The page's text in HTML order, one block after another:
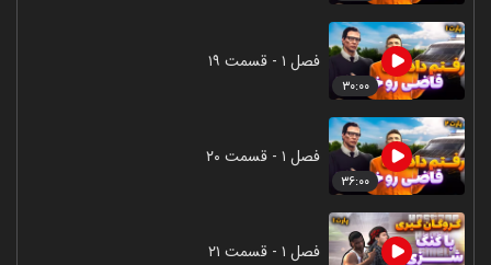
۳۰:۰۰
فصل ۱ - قسمت ۱۹
۳۶:۰۰
فصل ۱ - قسمت ۲۰
فصل ۱ - قسمت ۲۱